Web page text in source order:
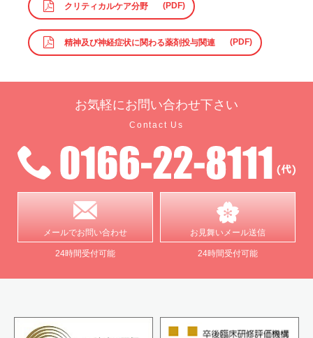
クリティカルケア分野
精神及び神経症状に関わる薬剤投与関連
お気軽に お問い合わせ下さい
Contact Us
メールでお問い合わせ
24時間受付可能
お見舞いメール送信
24時間受付可能